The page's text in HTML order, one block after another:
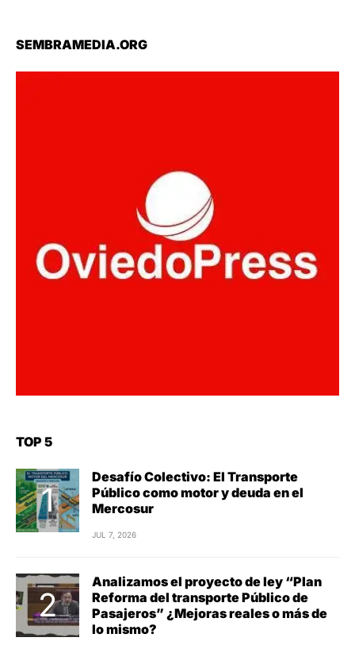
SEMBRAMEDIA.ORG
TOP 5
Desafío Colectivo: El Transporte
Público como motor y deuda en el
Mercosur
JUL 7, 2026
Analizamos el proyecto de ley “Plan
Reforma del transporte Público de
Pasajeros” ¿Mejoras reales o más de
lo mismo?